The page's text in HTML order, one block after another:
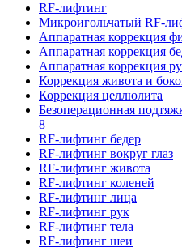
RF-лифтинг
Микроигольчатый RF-
Аппаратная коррекция
Аппаратная коррекция
Аппаратная коррекция
Коррекция живота и
Коррекция целлюлита
Безоперационная
8
RF-лифтинг бедер
RF-лифтинг вокруг глаз
RF-лифтинг живота
RF-лифтинг коленей
RF-лифтинг лица
RF-лифтинг рук
RF-лифтинг тела
RF-лифтинг шеи